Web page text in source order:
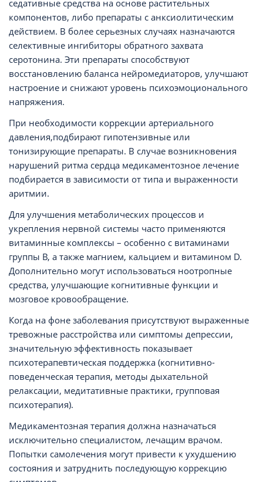
седативные средства на основе растительных
компонентов, либо препараты с анксиолитическим
действием. В более серьезных случаях назначаются
селективные ингибиторы обратного захвата
серотонина. Эти препараты способствуют
восстановлению баланса нейромедиаторов, улучшают
настроение и снижают уровень психоэмоционального
напряжения.
При необходимости коррекции артериального
давления,подбирают гипотензивные или
тонизирующие препараты. В случае возникновения
нарушений ритма сердца медикаментозное лечение
подбирается в зависимости от типа и выраженности
аритмии.
Для улучшения метаболических процессов и
укрепления нервной системы часто применяются
витаминные комплексы – особенно с витаминами
группы B, а также магнием, кальцием и витамином D.
Дополнительно могут использоваться ноотропные
средства, улучшающие когнитивные функции и
мозговое кровообращение.
Когда на фоне заболевания присутствуют выраженные
тревожные расстройства или симптомы депрессии,
значительную эффективность показывает
психотерапевтическая поддержка (когнитивно-
поведенческая терапия, методы дыхательной
релаксации, медитативные практики, групповая
психотерапия).
Медикаментозная терапия должна назначаться
исключительно специалистом, лечащим врачом.
Попытки самолечения могут привести к ухудшению
состояния и затруднить последующую коррекцию